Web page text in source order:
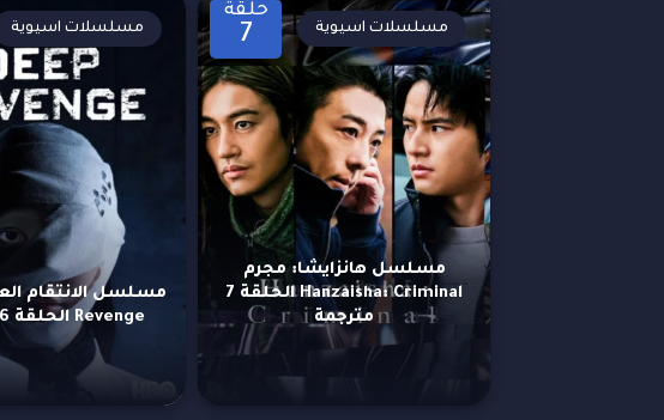
حلقة
7
مسلسل هانزايشا: مجرم
Hanzaisha: Criminal الحلقة 7
مترجمة
مسلسلات اسيوية
Revenge الحلقة 6 مترجمة
مسلسلات اسيوية